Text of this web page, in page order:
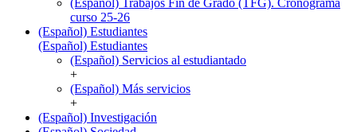
(Español) Trabajos Fin de Grado (TFG). Cronograma
curso 25-26
(Español) Estudiantes
(Español) Estudiantes
(Español) Servicios al estudiantado
+
(Español) Más servicios
+
(Español) Investigación